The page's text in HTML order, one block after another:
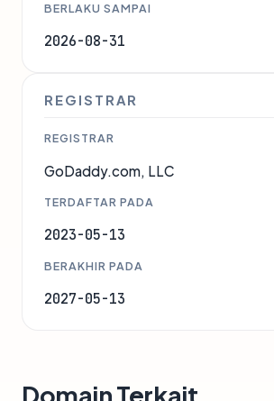
BERLAKU SAMPAI
2026-08-31
REGISTRAR
REGISTRAR
GoDaddy.com, LLC
TERDAFTAR PADA
2023-05-13
BERAKHIR PADA
2027-05-13
Domain Terkait